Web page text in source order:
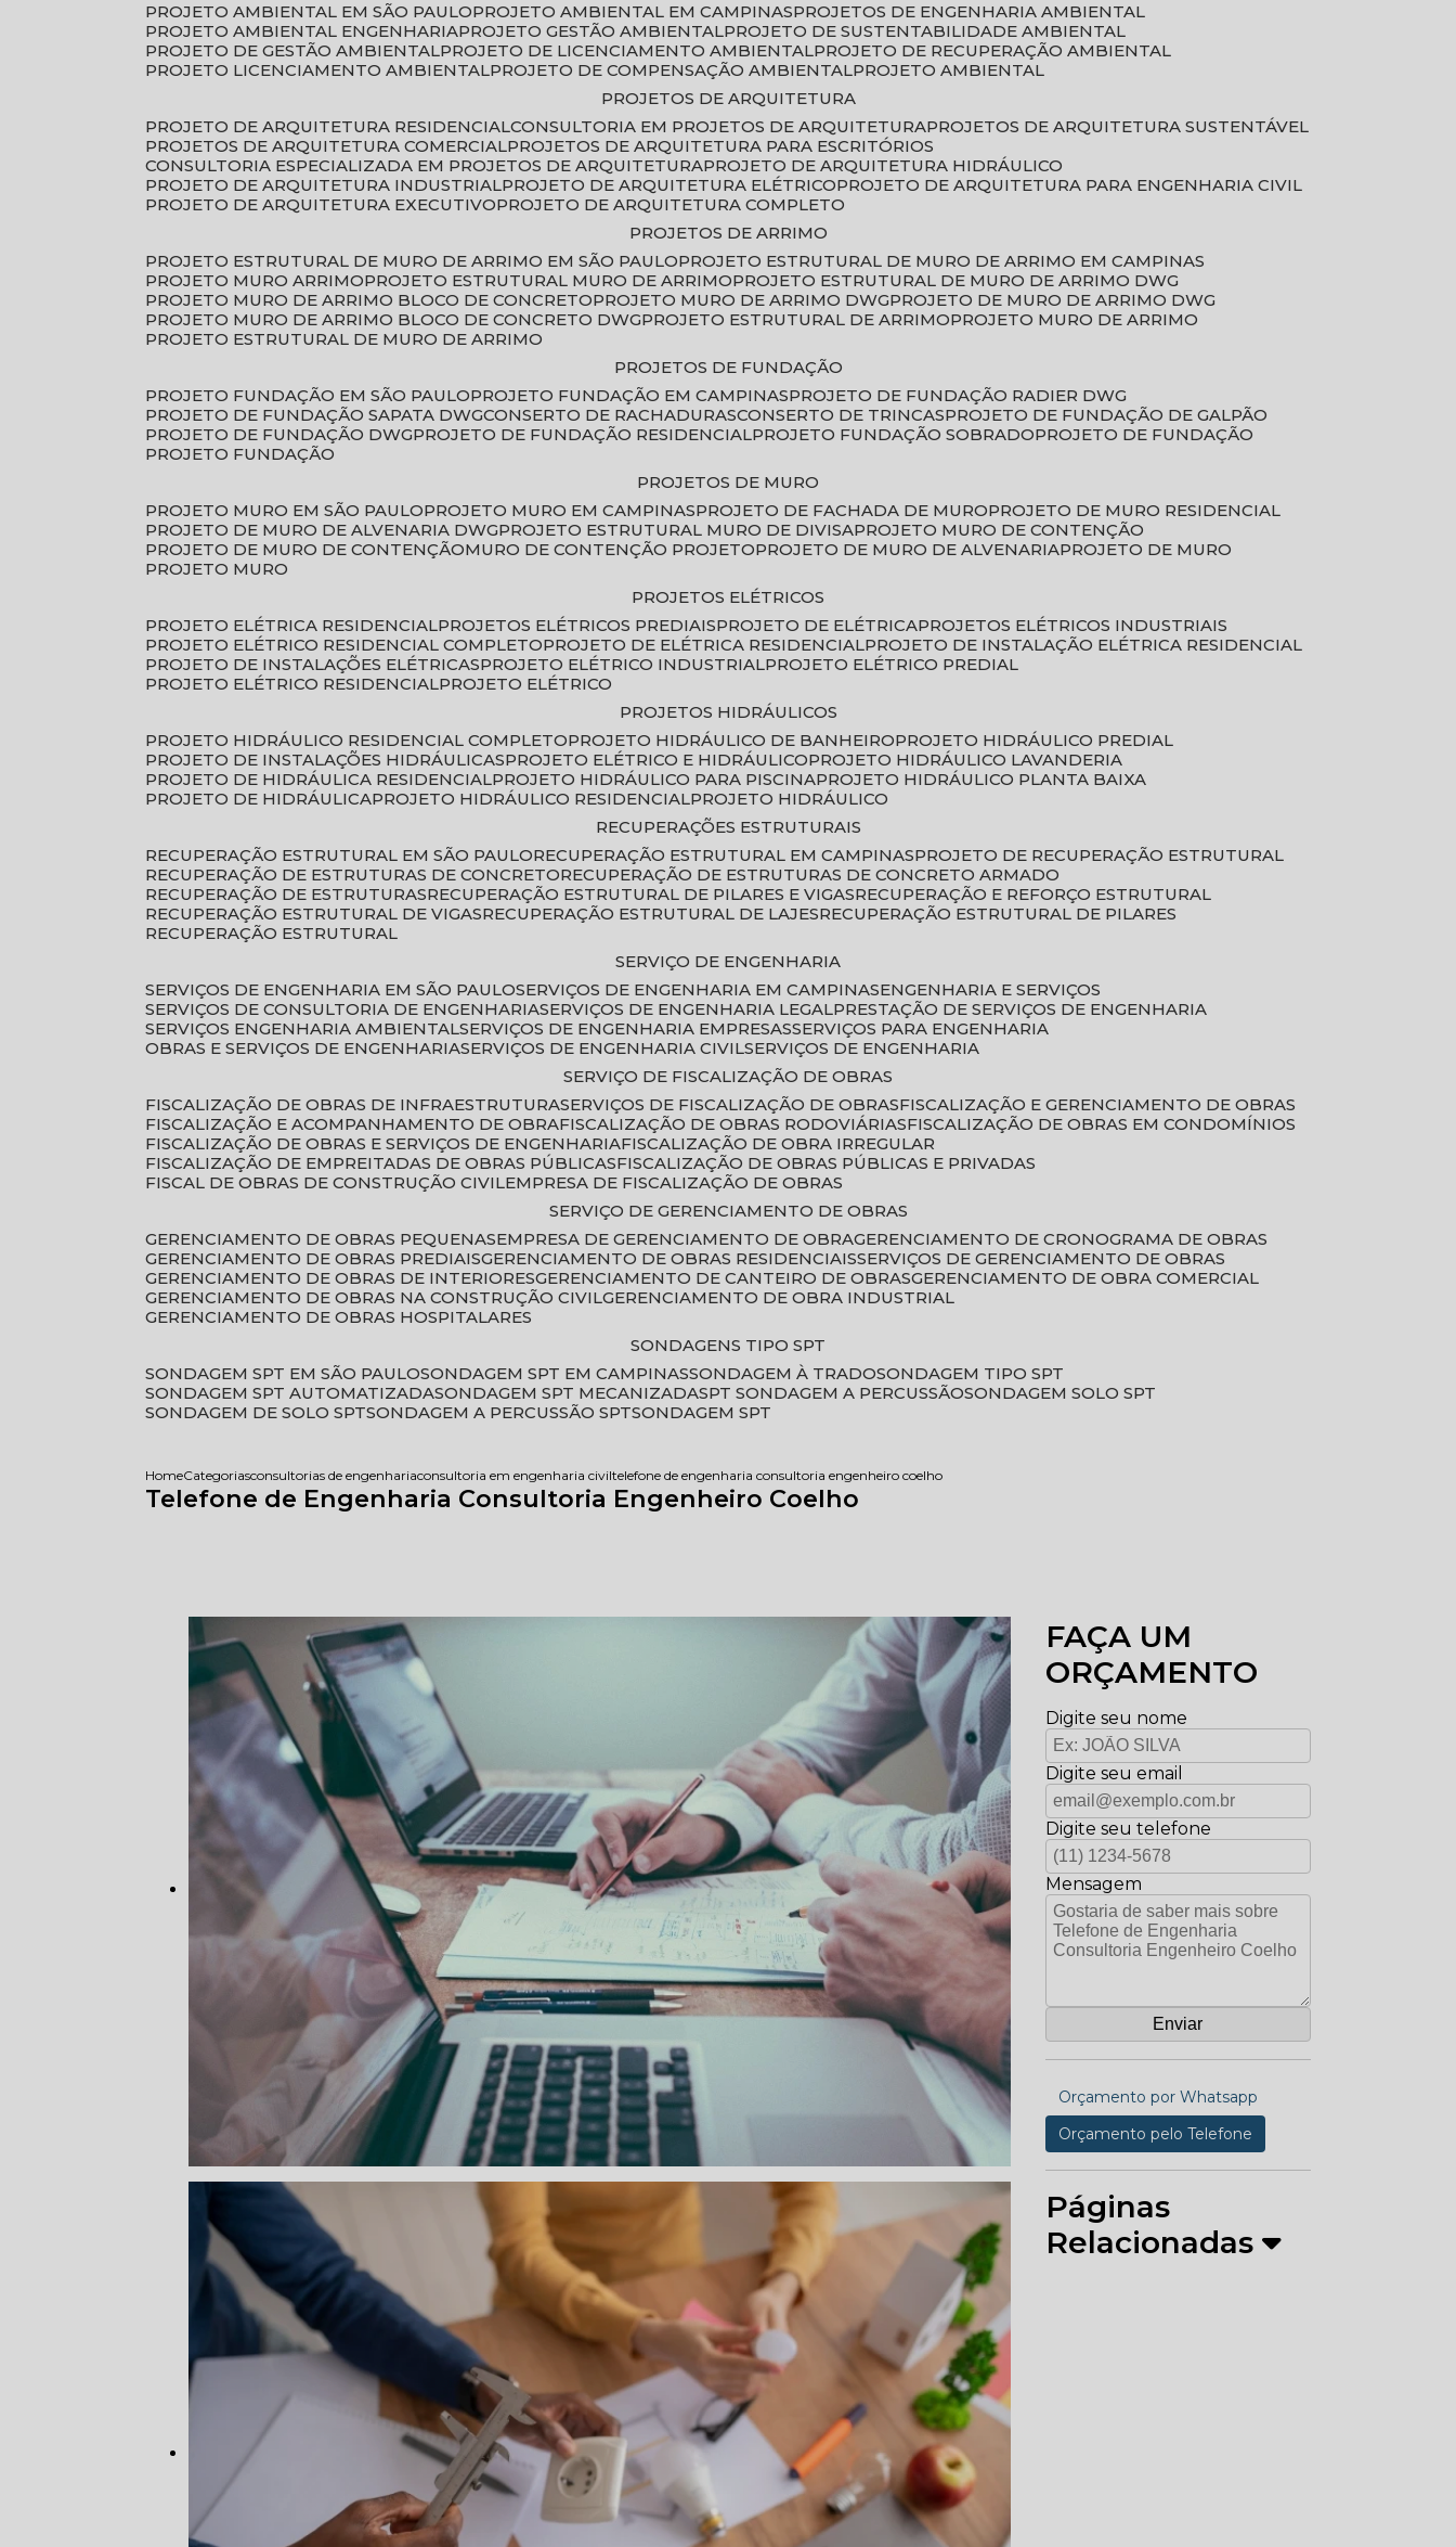
PROJETO AMBIENTAL EM SÃO PAULO
PROJETO AMBIENTAL EM CAMPINAS
PROJETOS DE ENGENHARIA AMBIENTAL
PROJETO AMBIENTAL ENGENHARIA
PROJETO GESTÃO AMBIENTAL
PROJETO DE SUSTENTABILIDADE AMBIENTAL
PROJETO DE GESTÃO AMBIENTAL
PROJETO DE LICENCIAMENTO AMBIENTAL
PROJETO DE RECUPERAÇÃO AMBIENTAL
PROJETO LICENCIAMENTO AMBIENTAL
PROJETO DE COMPENSAÇÃO AMBIENTAL
PROJETO AMBIENTAL
PROJETOS DE ARQUITETURA
PROJETO DE ARQUITETURA RESIDENCIAL CONSULTORIA EM PROJETOS DE ARQUITETURA
PROJETOS DE ARQUITETURA SUSTENTÁVEL
PROJETOS DE ARQUITETURA COMERCIAL
PROJETOS DE ARQUITETURA PARA ESCRITÓRIOS
CONSULTORIA ESPECIALIZADA EM PROJETOS DE ARQUITETURA
PROJETO DE ARQUITETURA HIDRÁULICO
PROJETO DE ARQUITETURA INDUSTRIAL
PROJETO DE ARQUITETURA ELÉTRICO
PROJETO DE ARQUITETURA PARA ENGENHARIA CIVIL
PROJETO DE ARQUITETURA EXECUTIVO
PROJETO DE ARQUITETURA COMPLETO
PROJETOS DE ARRIMO
PROJETO ESTRUTURAL DE MURO DE ARRIMO EM SÃO PAULO
PROJETO ESTRUTURAL DE MURO DE ARRIMO EM CAMPINAS
PROJETO MURO ARRIMO
PROJETO ESTRUTURAL MURO DE ARRIMO
PROJETO ESTRUTURAL DE MURO DE ARRIMO DWG
PROJETO MURO DE ARRIMO BLOCO DE CONCRETO
PROJETO MURO DE ARRIMO DWG
PROJETO DE MURO DE ARRIMO DWG
PROJETO MURO DE ARRIMO BLOCO DE CONCRETO DWG
PROJETO ESTRUTURAL DE ARRIMO
PROJETO MURO DE ARRIMO
PROJETO ESTRUTURAL DE MURO DE ARRIMO
PROJETOS DE FUNDAÇÃO
PROJETO FUNDAÇÃO EM SÃO PAULO
PROJETO FUNDAÇÃO EM CAMPINAS
PROJETO DE FUNDAÇÃO RADIER DWG
PROJETO DE FUNDAÇÃO SAPATA DWG CONSERTO DE RACHADURAS CONSERTO DE TRINCAS
PROJETO DE FUNDAÇÃO DE GALPÃO
PROJETO DE FUNDAÇÃO DWG
PROJETO DE FUNDAÇÃO RESIDENCIAL PROJETO FUNDAÇÃO SOBRADO
PROJETO DE FUNDAÇÃO
PROJETO FUNDAÇÃO
PROJETOS DE MURO
PROJETO MURO EM SÃO PAULO
PROJETO MURO EM CAMPINAS PROJETO DE FACHADA DE MURO
PROJETO DE MURO RESIDENCIAL
PROJETO DE MURO DE ALVENARIA DWG
PROJETO ESTRUTURAL MURO DE DIVISA
PROJETO MURO DE CONTENÇÃO
PROJETO DE MURO DE CONTENÇÃO
MURO DE CONTENÇÃO PROJETO PROJETO DE MURO DE ALVENARIA
PROJETO DE MURO
PROJETO MURO
PROJETOS ELÉTRICOS
PROJETO ELÉTRICA RESIDENCIAL
PROJETOS ELÉTRICOS PREDIAIS PROJETO DE ELÉTRICA
PROJETOS ELÉTRICOS INDUSTRIAIS
PROJETO ELÉTRICO RESIDENCIAL COMPLETO
PROJETO DE ELÉTRICA RESIDENCIAL
PROJETO DE INSTALAÇÃO ELÉTRICA RESIDENCIAL
PROJETO DE INSTALAÇÕES ELÉTRICAS
PROJETO ELÉTRICO INDUSTRIAL
PROJETO ELÉTRICO PREDIAL
PROJETO ELÉTRICO RESIDENCIAL
PROJETO ELÉTRICO
PROJETOS HIDRÁULICOS
PROJETO HIDRÁULICO RESIDENCIAL COMPLETO
PROJETO HIDRÁULICO DE BANHEIRO
PROJETO HIDRÁULICO PREDIAL
PROJETO DE INSTALAÇÕES HIDRÁULICAS
PROJETO ELÉTRICO E HIDRÁULICO
PROJETO HIDRÁULICO LAVANDERIA
PROJETO DE HIDRÁULICA RESIDENCIAL
PROJETO HIDRÁULICO PARA PISCINA
PROJETO HIDRÁULICO PLANTA BAIXA
PROJETO DE HIDRÁULICA
PROJETO HIDRÁULICO RESIDENCIAL
PROJETO HIDRÁULICO
RECUPERAÇÕES ESTRUTURAIS
RECUPERAÇÃO ESTRUTURAL EM SÃO PAULO
RECUPERAÇÃO ESTRUTURAL EM CAMPINAS
PROJETO DE RECUPERAÇÃO ESTRUTURAL
RECUPERAÇÃO DE ESTRUTURAS DE CONCRETO
RECUPERAÇÃO DE ESTRUTURAS DE CONCRETO ARMADO
RECUPERAÇÃO DE ESTRUTURAS
RECUPERAÇÃO ESTRUTURAL DE PILARES E VIGAS
RECUPERAÇÃO E REFORÇO ESTRUTURAL
RECUPERAÇÃO ESTRUTURAL DE VIGAS
RECUPERAÇÃO ESTRUTURAL DE LAJES
RECUPERAÇÃO ESTRUTURAL DE PILARES
RECUPERAÇÃO ESTRUTURAL
SERVIÇO DE ENGENHARIA
SERVIÇOS DE ENGENHARIA EM SÃO PAULO SERVIÇOS DE ENGENHARIA EM CAMPINAS
ENGENHARIA E SERVIÇOS
SERVIÇOS DE CONSULTORIA DE ENGENHARIA SERVIÇOS DE ENGENHARIA LEGAL
PRESTAÇÃO DE SERVIÇOS DE ENGENHARIA
SERVIÇOS ENGENHARIA AMBIENTAL SERVIÇOS DE ENGENHARIA EMPRESAS SERVIÇOS PARA ENGENHARIA
OBRAS E SERVIÇOS DE ENGENHARIA SERVIÇOS DE ENGENHARIA CIVIL SERVIÇOS DE ENGENHARIA
SERVIÇO DE FISCALIZAÇÃO DE OBRAS
FISCALIZAÇÃO DE OBRAS DE INFRAESTRUTURA SERVIÇOS DE FISCALIZAÇÃO DE OBRAS
FISCALIZAÇÃO E GERENCIAMENTO DE OBRAS
FISCALIZAÇÃO E ACOMPANHAMENTO DE OBRA FISCALIZAÇÃO DE OBRAS RODOVIÁRIAS
FISCALIZAÇÃO DE OBRAS EM CONDOMÍNIOS
FISCALIZAÇÃO DE OBRAS E SERVIÇOS DE ENGENHARIA FISCALIZAÇÃO DE OBRA IRREGULAR
FISCALIZAÇÃO DE EMPREITADAS DE OBRAS PÚBLICAS
FISCALIZAÇÃO DE OBRAS PÚBLICAS E PRIVADAS
FISCAL DE OBRAS DE CONSTRUÇÃO CIVIL EMPRESA DE FISCALIZAÇÃO DE OBRAS
SERVIÇO DE GERENCIAMENTO DE OBRAS
GERENCIAMENTO DE OBRAS PEQUENAS
EMPRESA DE GERENCIAMENTO DE OBRA
GERENCIAMENTO DE CRONOGRAMA DE OBRAS
GERENCIAMENTO DE OBRAS PREDIAIS
GERENCIAMENTO DE OBRAS RESIDENCIAIS SERVIÇOS DE GERENCIAMENTO DE OBRAS
GERENCIAMENTO DE OBRAS DE INTERIORES
GERENCIAMENTO DE CANTEIRO DE OBRAS
GERENCIAMENTO DE OBRA COMERCIAL
GERENCIAMENTO DE OBRAS NA CONSTRUÇÃO CIVIL
GERENCIAMENTO DE OBRA INDUSTRIAL
GERENCIAMENTO DE OBRAS HOSPITALARES
SONDAGENS TIPO SPT
SONDAGEM SPT EM SÃO PAULO SONDAGEM SPT EM CAMPINAS SONDAGEM À TRADO SONDAGEM TIPO SPT
SONDAGEM SPT AUTOMATIZADA SONDAGEM SPT MECANIZADA SPT SONDAGEM A PERCUSSÃO SONDAGEM SOLO SPT
SONDAGEM DE SOLO SPT SONDAGEM A PERCUSSÃO SPT SONDAGEM SPT
HomeCategoriasconsultorias de engenhariaconsultoria em engenharia civiltelefone de engenharia consultoria engenheiro coelho
Telefone de Engenharia Consultoria Engenheiro Coelho
FAÇA UM
ORÇAMENTO
Digite seu nome
Digite seu email
Digite seu telefone
Mensagem
Orçamento por Whatsapp
Orçamento pelo Telefone
Páginas
Relacionadas